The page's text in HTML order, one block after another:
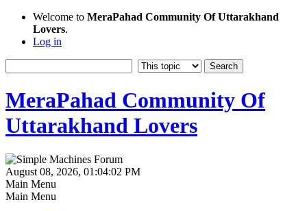
Welcome to MeraPahad Community Of Uttarakhand
Lovers.
Log in
MeraPahad Community Of
Uttarakhand Lovers
August 08, 2026, 01:04:02 PM
Main Menu
Main Menu